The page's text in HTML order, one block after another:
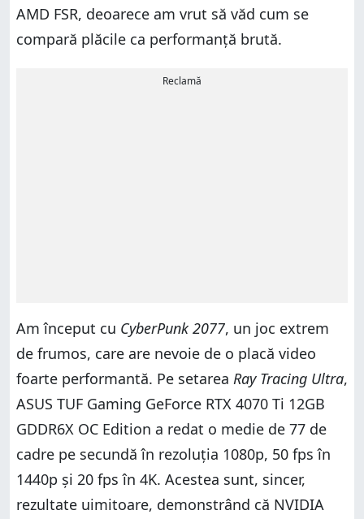
AMD FSR, deoarece am vrut să văd cum se
compară plăcile ca performanță brută.
Reclamă
Am început cu CyberPunk 2077, un joc extrem
de frumos, care are nevoie de o placă video
foarte performantă. Pe setarea Ray Tracing Ultra,
ASUS TUF Gaming GeForce RTX 4070 Ti 12GB
GDDR6X OC Edition a redat o medie de 77 de
cadre pe secundă în rezoluția 1080p, 50 fps în
1440p și 20 fps în 4K. Acestea sunt, sincer,
rezultate uimitoare, demonstrând că NVIDIA